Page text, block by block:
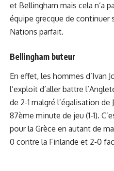
et Bellingham mais cela n’a
équipe grecque de continuer
Nations parfait.
Bellingham buteur
En effet, les hommes d’Ivan
l’exploit d’aller battre
de 2-1 malgré l’égalisation de
87ème minute de jeu (1-1).
pour la Grèce en autant de
0 contre la Finlande et 2-0